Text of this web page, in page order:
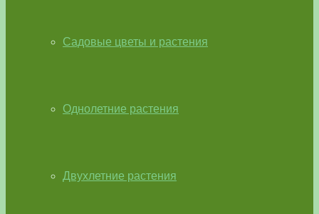
Садовые цветы и растения
Однолетние растения
Двухлетние растения